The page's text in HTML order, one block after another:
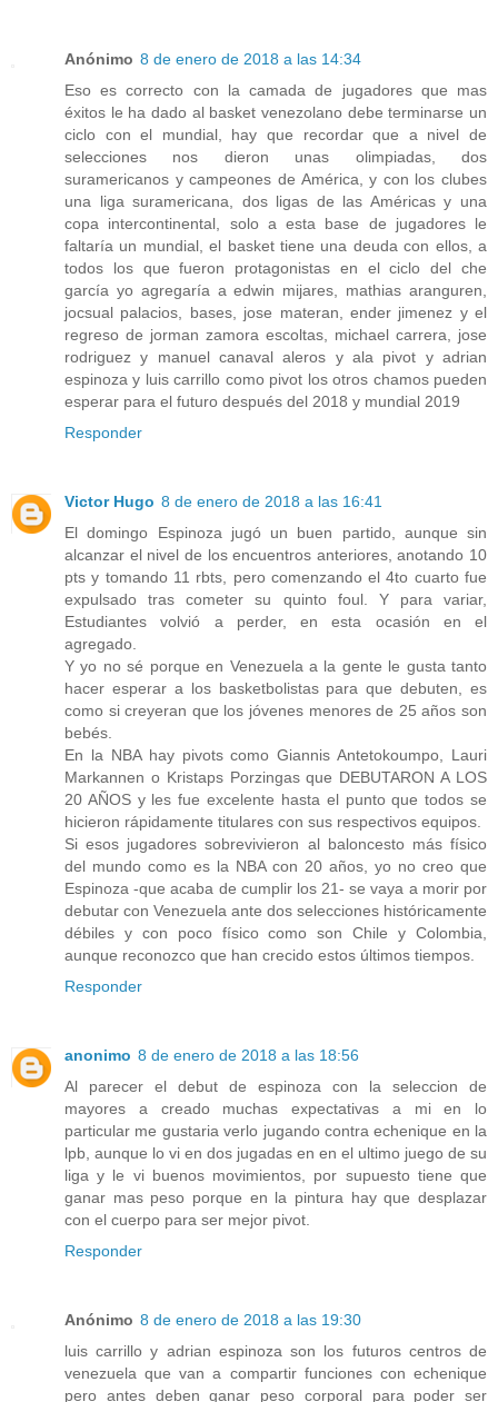
Anónimo 8 de enero de 2018 a las 14:34
Eso es correcto con la camada de jugadores que mas
éxitos le ha dado al basket venezolano debe terminarse un
ciclo con el mundial, hay que recordar que a nivel de
selecciones nos dieron unas olimpiadas, dos
suramericanos y campeones de América, y con los clubes
una liga suramericana, dos ligas de las Américas y una
copa intercontinental, solo a esta base de jugadores le
faltaría un mundial, el basket tiene una deuda con ellos, a
todos los que fueron protagonistas en el ciclo del che
garcía yo agregaría a edwin mijares, mathias aranguren,
jocsual palacios, bases, jose materan, ender jimenez y el
regreso de jorman zamora escoltas, michael carrera, jose
rodriguez y manuel canaval aleros y ala pivot y adrian
espinoza y luis carrillo como pivot los otros chamos pueden
esperar para el futuro después del 2018 y mundial 2019
Responder
Victor Hugo 8 de enero de 2018 a las 16:41
El domingo Espinoza jugó un buen partido, aunque sin
alcanzar el nivel de los encuentros anteriores, anotando 10
pts y tomando 11 rbts, pero comenzando el 4to cuarto fue
expulsado tras cometer su quinto foul. Y para variar,
Estudiantes volvió a perder, en esta ocasión en el
agregado.
Y yo no sé porque en Venezuela a la gente le gusta tanto
hacer esperar a los basketbolistas para que debuten, es
como si creyeran que los jóvenes menores de 25 años son
bebés.
En la NBA hay pivots como Giannis Antetokoumpo, Lauri
Markannen o Kristaps Porzingas que DEBUTARON A LOS
20 AÑOS y les fue excelente hasta el punto que todos se
hicieron rápidamente titulares con sus respectivos equipos.
Si esos jugadores sobrevivieron al baloncesto más físico
del mundo como es la NBA con 20 años, yo no creo que
Espinoza -que acaba de cumplir los 21- se vaya a morir por
debutar con Venezuela ante dos selecciones históricamente
débiles y con poco físico como son Chile y Colombia,
aunque reconozco que han crecido estos últimos tiempos.
Responder
anonimo 8 de enero de 2018 a las 18:56
Al parecer el debut de espinoza con la seleccion de
mayores a creado muchas expectativas a mi en lo
particular me gustaria verlo jugando contra echenique en la
lpb, aunque lo vi en dos jugadas en en el ultimo juego de su
liga y le vi buenos movimientos, por supuesto tiene que
ganar mas peso porque en la pintura hay que desplazar
con el cuerpo para ser mejor pivot.
Responder
Anónimo 8 de enero de 2018 a las 19:30
luis carrillo y adrian espinoza son los futuros centros de
venezuela que van a compartir funciones con echenique
pero antes deben ganar peso corporal para poder ser